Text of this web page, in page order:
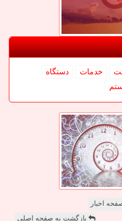
خدمات
دستگاه
اخبار
بازگشت به صفحه اصلی